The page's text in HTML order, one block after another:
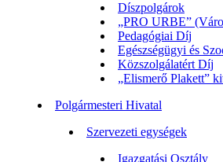
Díszpolgárok
„PRO URBE”
Pedagógiai Díj
Egészségügyi és
Közszolgálatért Díj
„Elismerő Plakett”
Polgármesteri Hivatal
Szervezeti egységek
Igazgatási Osztály